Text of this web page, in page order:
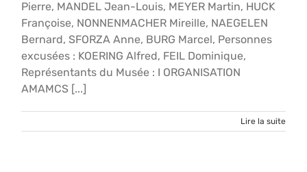
Le MAMCS
Contact
Pierre, MANDEL Jean-Louis, MEYER Martin, HUCK
Françoise, NONNENMACHER Mireille, NAEGELEN
Bernard, SFORZA Anne, BURG Marcel, Personnes
excusées : KOERING Alfred, FEIL Dominique,
Représentants du Musée : I ORGANISATION
AMAMCS [...]
Lire la suite